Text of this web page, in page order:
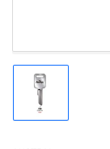
Cargar
imagen
1